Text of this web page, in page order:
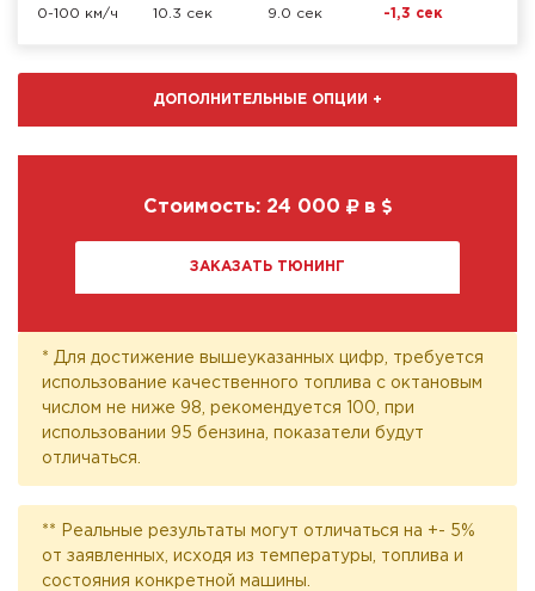
0-100 км/ч 10.3 сек 9.0 сек -1,3 сек
ДОПОЛНИТЕЛЬНЫЕ ОПЦИИ +
Стоимость: 24 000 в
ЗАКАЗАТЬ ТЮНИНГ
* Для достижение вышеуказанных цифр, требуется
использование качественного топлива с октановым
числом не ниже 98, рекомендуется 100, при
использовании 95 бензина, показатели будут
отличаться.
** Реальные результаты могут отличаться на +- 5%
от заявленных, исходя из температуры, топлива и
состояния конкретной машины.